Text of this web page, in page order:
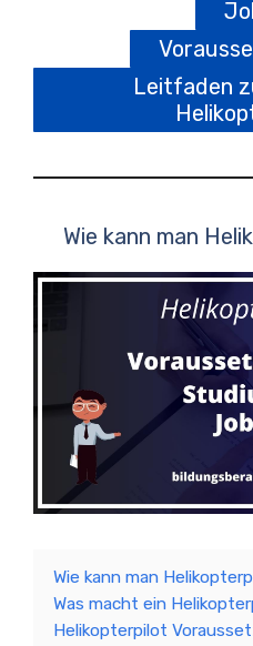
Leitfaden
Wie kann man
Wie kann man
Was macht ein
Helikopterpilot